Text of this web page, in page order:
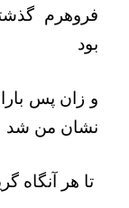
فروهرم
بود
و زان پس
نشان من شد
تا هر آنگاه